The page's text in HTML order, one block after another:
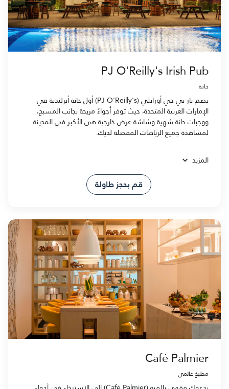
PJ O'Reilly's Irish Pub
حانة
يضم بار بي جي أورايلي (PJ O'Reilly's) أول حانة أيرلندية في
الإمارات العربية المتحدة، حيث توفر أجواءً مريحة بجانب المسبح،
ووجبات حانة شهية وشاشة عرض خارجية هي الأكبر في المدينة
لمشاهدة جميع الرياضات المفضلة لديك.
المزيد
قم بحجز طاولة
Café Palmier
مطبخ عالمي